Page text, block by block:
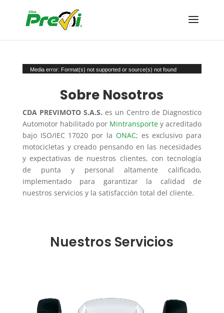
Reproductor
Media error: Format(s) not supported or source(s) not found
Sobre Nosotros
CDA PREVIMOTO S.A.S. es un Centro de Diagnostico
Automotor habilitado por Mintransporte y acreditado
bajo ISO/IEC 17020 por la ONAC; es exclusivo para
motocicletas y creado pensando en las necesidades
y expectativas de nuestros clientes, con tecnología
de punta y personal altamente calificado,
implementado para garantizar la calidad de
nuestros servicios y la satisfacción total del cliente.
Nuestros Servicios